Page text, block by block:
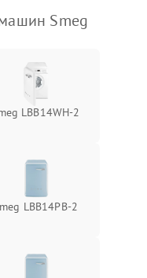
Smeg
LBB14WH-2
LBB14PB-2